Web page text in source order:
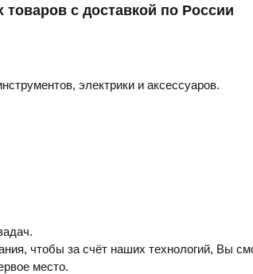
товаров с доставкой по России
электрики и аксессуаров.
чтобы за счёт наших технологий, Вы
место.